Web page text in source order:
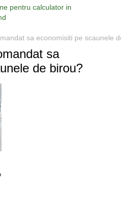
sa economisiti pe scaunele
sa
de birou?